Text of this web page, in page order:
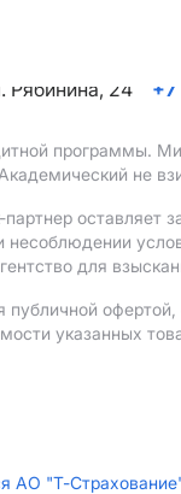
Рябинина, 24
программы.
не
оставляет
несоблюдении
для
публичной
указанных
АО "Т-